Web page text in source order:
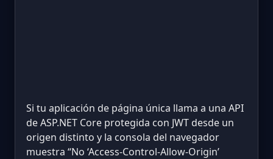
Si tu aplicación de página única llama a una API
de ASP.NET Core protegida con JWT desde un
origen distinto y la consola del navegador
muestra “No ‘Access-Control-Allow-Origin’